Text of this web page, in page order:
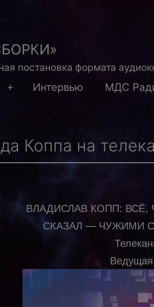
постановка формата
Открыть
меню
Интервью МДС
Коппа на
ВЛАДИСЛАВ КОПП: ВСЁ,
СКАЗАЛ — ЧУЖИМИ